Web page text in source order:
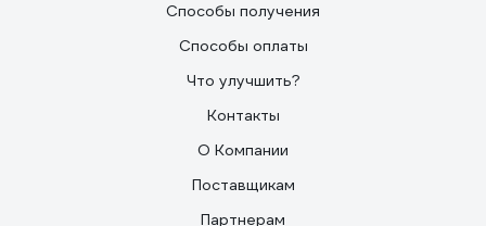
Способы получения
Способы оплаты
Что улучшить?
Контакты
О Компании
Поставщикам
Партнерам